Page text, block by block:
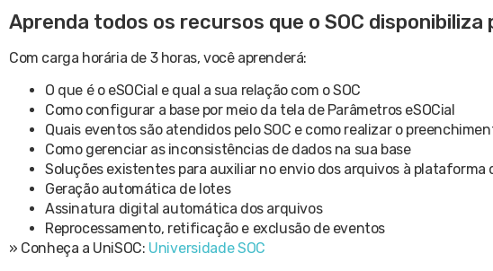
Aprenda todos os recursos que o SOC
Com carga horária de 3 horas, você aprenderá:
O que é o eSOCial e qual a sua relação com o SOC
Como configurar a base por meio da tela de Parâmetros eSOCial
Quais eventos são atendidos pelo SOC e como realizar o
Como gerenciar as inconsistências de dados na sua base
Soluções existentes para auxiliar no envio dos arquivos à plataforma
Geração automática de lotes
Assinatura digital automática dos arquivos
Reprocessamento, retificação e exclusão de eventos
» Conheça a UniSOC: Universidade SOC